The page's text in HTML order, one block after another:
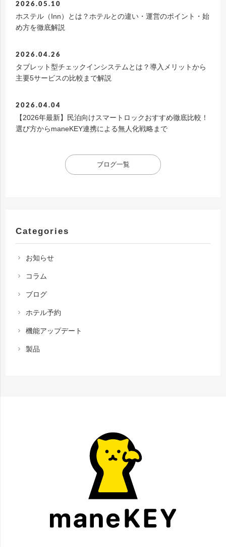
2026.05.10
ホステル（Inn）とは？ホテルとの違い・運営のポイント・始
め方を徹底解説
2026.04.26
タブレット型チェックインシステムとは？導入メリットから
主要5サービスの比較まで解説
2026.04.04
【2026年最新】民泊向けスマートロックおすすめ徹底比較！
選び方からmaneKEY連携による無人化戦略まで
ブログ一覧
Categories
chevron_right お知らせ
chevron_right コラム
chevron_right ブログ
chevron_right ホテル予約
chevron_right 機能アップデート
chevron_right 製品